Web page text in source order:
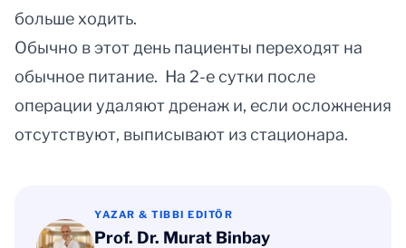
больше ходить.
Обычно в этот день пациенты переходят на
обычное питание. На 2-е сутки после
операции удаляют дренаж и, если осложнения
отсутствуют, выписывают из стационара.
YAZAR & TIBBI EDITÖR
Prof. Dr. Murat Binbay